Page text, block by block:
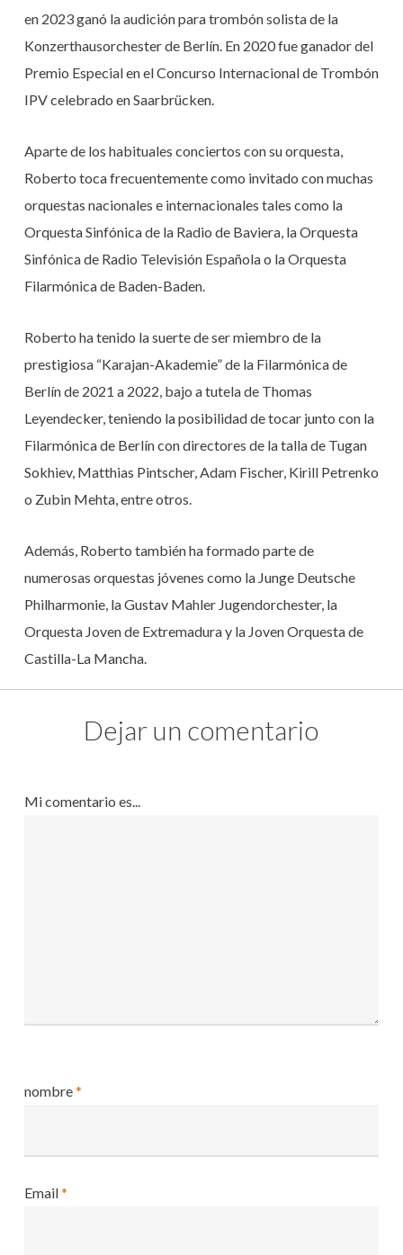
en 2023 ganó la audición para trombón solista de la
Konzerthausorchester de Berlín. En 2020 fue ganador del
Premio Especial en el Concurso Internacional de Trombón
IPV celebrado en Saarbrücken.
Aparte de los habituales conciertos con su orquesta,
Roberto toca frecuentemente como invitado con muchas
orquestas nacionales e internacionales tales como la
Orquesta Sinfónica de la Radio de Baviera, la Orquesta
Sinfónica de Radio Televisión Española o la Orquesta
Filarmónica de Baden-Baden.
Roberto ha tenido la suerte de ser miembro de la
prestigiosa “Karajan-Akademie” de la Filarmónica de
Berlín de 2021 a 2022, bajo a tutela de Thomas
Leyendecker, teniendo la posibilidad de tocar junto con la
Filarmónica de Berlín con directores de la talla de Tugan
Sokhiev, Matthias Pintscher, Adam Fischer, Kirill Petrenko
o Zubin Mehta, entre otros.
Además, Roberto también ha formado parte de
numerosas orquestas jóvenes como la Junge Deutsche
Philharmonie, la Gustav Mahler Jugendorchester, la
Orquesta Joven de Extremadura y la Joven Orquesta de
Castilla-La Mancha.
Dejar un comentario
Mi comentario es...
nombre*
Email*